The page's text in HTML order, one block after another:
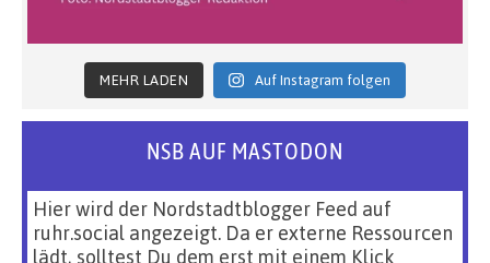
MEHR LADEN Auf Instagram folgen
NSB AUF MASTODON
Hier wird der Nordstadtblogger Feed auf
ruhr.social angezeigt. Da er externe Ressourcen
lädt, solltest Du dem erst mit einem Klick